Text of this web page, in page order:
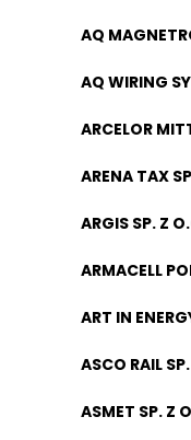
AQ
AQ WIRING
ARCELOR
ARENA TAX
ARGIS SP. Z
ARMACELL
ART IN
ASCO RAIL
ASMET SP. Z